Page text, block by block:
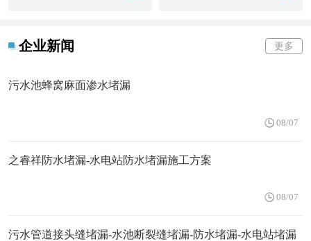
企业新闻 更多
污水池蜂窝麻面渗水堵漏
08/07
之睿祥防水堵漏-水电站防水堵漏施工方案
08/07
污水管道接头缝堵漏-水池断裂缝堵漏-防水堵漏-水电站堵漏